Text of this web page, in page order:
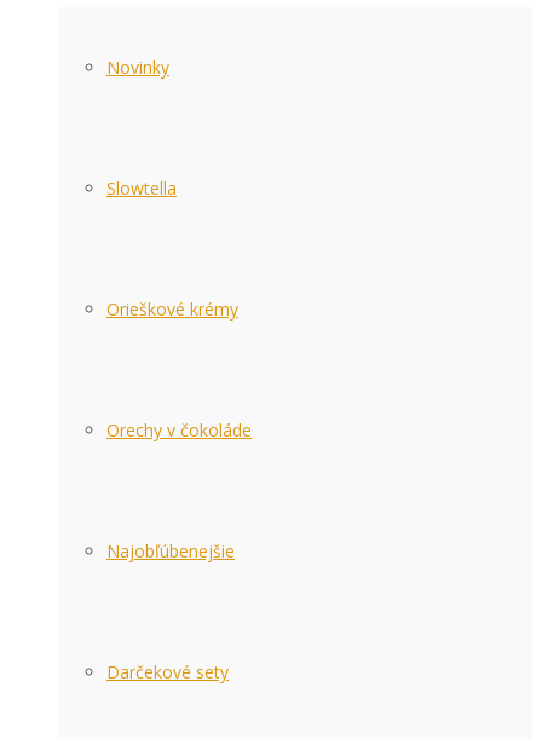
Novinky
Slowtella
Orieškové krémy
Orechy v čokoláde
Najobľúbenejšie
Darčekové sety